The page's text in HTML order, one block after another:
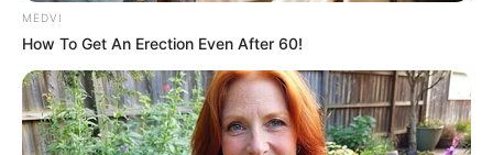
ดวงรายสัปดาห์ 1 – 8 มิถุนายน 2562 (คนเกิดทั้ง 7 วัน)
MEDVI
How To Get An Erection Even After 60!